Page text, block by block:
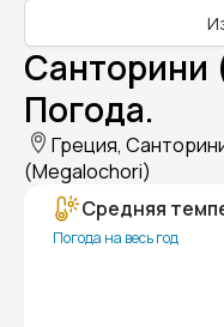
Санторини
Погода.
Греция,
(Megalochori)
Средняя
Погода на весь год